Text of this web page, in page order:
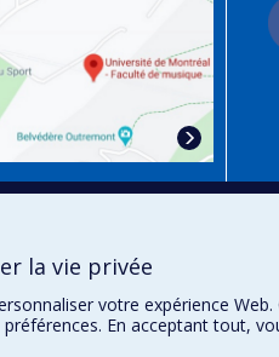
la vie privée
votre expérience
En acceptant tout,